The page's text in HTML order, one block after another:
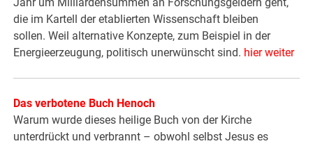
die im Kartell der etablierten Wissenschaft bleiben
sollen. Weil alternative Konzepte, zum Beispiel in der
Energieerzeugung, politisch unerwünscht sind. hier weiter
Das verbotene Buch Henoch
Warum wurde dieses heilige Buch von der Kirche
unterdrückt und verbrannt – obwohl selbst Jesus es